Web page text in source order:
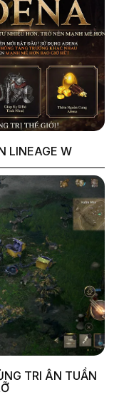
LINEAGE W
TRI ÂN TUẦN